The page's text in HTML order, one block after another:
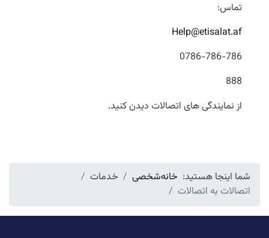
تماس:
Help@etisalat.af
0786-786-786
888
از نمایندگی های اتصالات دیدن کنید.
شما اینجا هستید: خانهشخصی
خدمات
اتصالات به اتصالات